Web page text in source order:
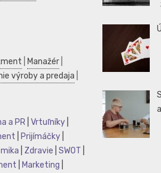
Manažér
výroby a predaja
a PR Vrtuľníky
Prijímáčky
Zdravie SWOT
Marketing